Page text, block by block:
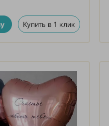
Купить в 1 клик